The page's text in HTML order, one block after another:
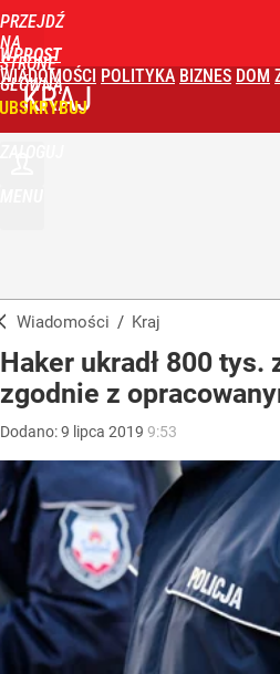
PRZEJDŹ
NA
STRONĘ
GŁÓWNĄ
WPROST
WIADOMOŚCI POLITYKA BIZNES DOM
KRAJ
Wiadomości / Kraj
Haker ukradł 800 tys.
zgodnie z
Dodano:9 lipca 2019 9:53